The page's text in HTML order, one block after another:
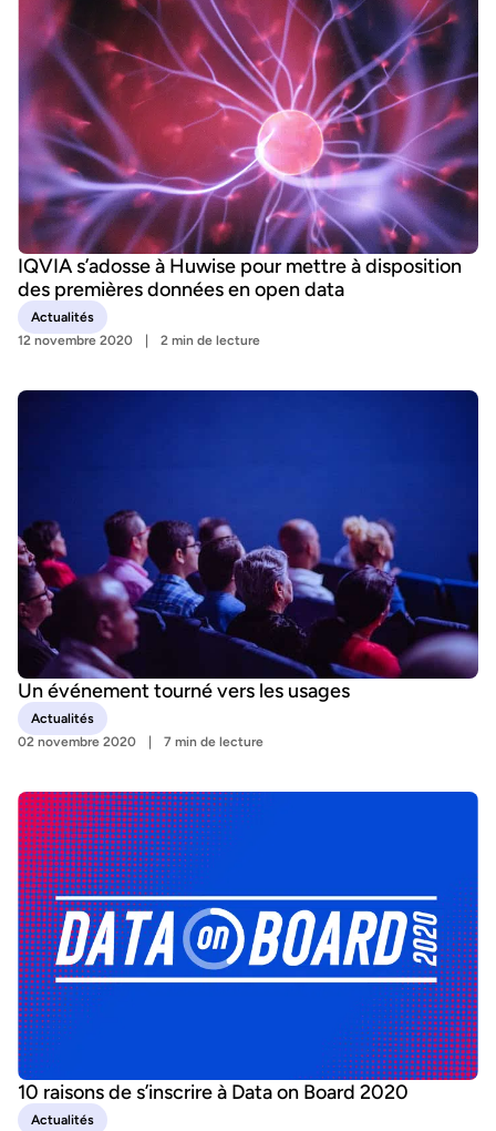
IQVIA s’adosse à Huwise pour mettre à disposition
des premières données en open data
Actualités
12 novembre 2020
2 min de lecture
Un événement tourné vers les usages
Actualités
02 novembre 2020
7 min de lecture
10 raisons de s’inscrire à Data on Board 2020
Actualités